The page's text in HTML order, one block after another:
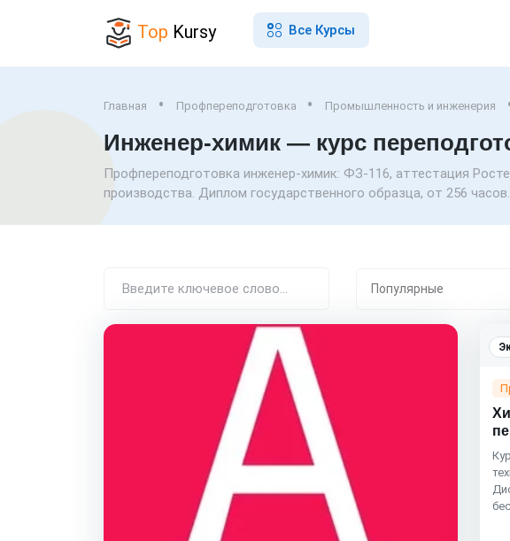
Top Kursy Все Курсы
Главная Профпереподготовка Промышленность и инженерия
Инженер-химик — курс
Профпереподготовка инженер-химик: ФЗ-116, аттестация
производства. Диплом государственного образца, от 256 часов.